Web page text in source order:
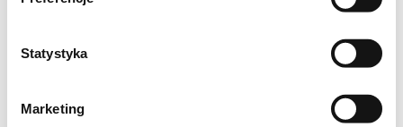
Statystyka
Marketing